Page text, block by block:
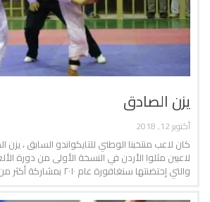
يزن الصادق
أكتوبر 12, 2018
كان لاعب منتخبنا الوطني للتايكواندو السابق ،
لاعبين مثلوا الأردن في النسخة الأولى من دورة
والتي إحتضنتها سنغافورة عام ٢٠١٠ بمشاركة أكثر من ٣٦٠٠ لاعباً…